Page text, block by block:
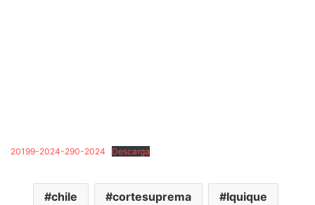
20199-2024-290-2024 Descarga
chile cortesuprema Iquique